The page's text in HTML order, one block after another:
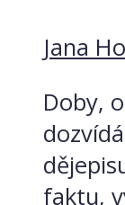
Jana
Doby,
faktu,